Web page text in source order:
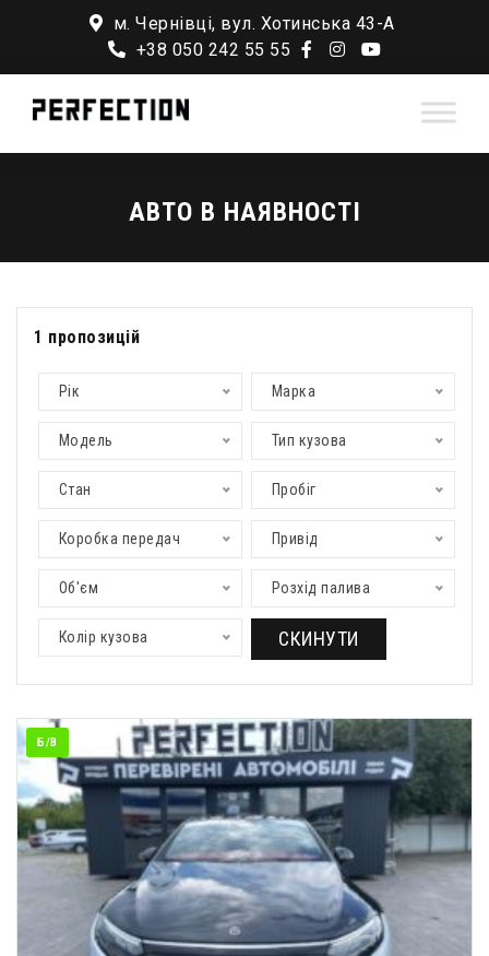
м. Чернівці, вул. Хотинська 43-А
+38 050 242 55 55
АВТО В НАЯВНОСТІ
1 пропозицій
Рік Марка
Модель Тип кузова
Стан Пробіг
Коробка передач Привід
Об'єм Розхід палива
Колір кузова СКИНУТИ
Б/В